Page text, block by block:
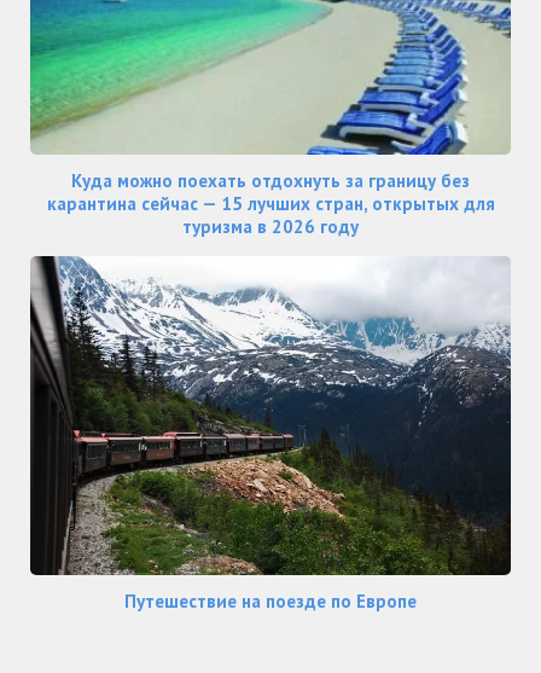
Куда можно поехать отдохнуть за границу без
карантина сейчас — 15 лучших стран, открытых для
туризма в 2026 году
Путешествие на поезде по Европе